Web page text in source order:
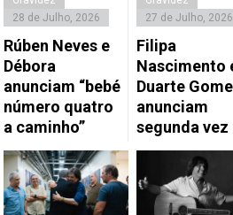
28 de Julho, 2026
Rúben Neves e
Débora
anunciam “bebé
número quatro
a caminho”
27 de Julho, 2026
Filipa
Nascimento
Duarte
anunciam
segunda vez